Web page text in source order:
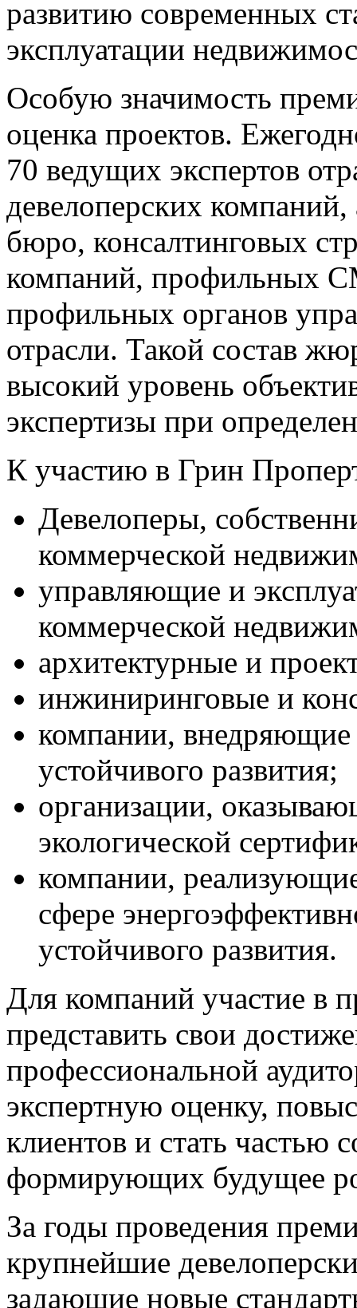
развитию современных
эксплуатации
Особую значимость
оценка проектов.
70 ведущих экспертов
девелоперских
бюро, консалтинговых
компаний, профильных
профильных органов
отрасли. Такой состав
высокий уровень
экспертизы при
К участию в Грин
Девелоперы,
коммерческой
управляющие и
коммерческой
архитектурные и
инжиниринговые и
компании,
устойчивого развития;
организации,
экологической
компании,
сфере
устойчивого развития.
Для компаний участие в
представить свои
профессиональной
экспертную оценку,
клиентов и стать частью
формирующих будущее
За годы проведения
крупнейшие
задающие новые